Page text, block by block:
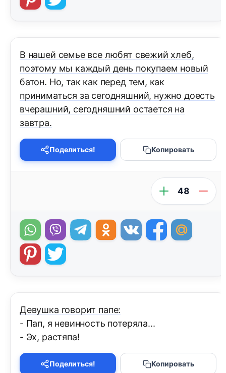
В нашей семье все любят свежий хлеб,
поэтому мы каждый день покупаем новый
батон. Но, так как перед тем, как
приниматься за сегодняшний, нужно доесть
вчерашний, сегодняшний остается на
завтра.
Поделиться! Копировать
48
Девушка говорит папе:
- Пап, я невинность потеряла...
- Эх, растяпа!
Поделиться! Копировать